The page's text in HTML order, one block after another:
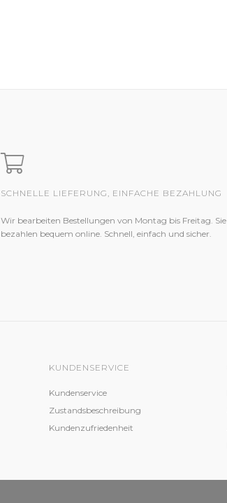
SCHNELLE LIEFERUNG, EINFACHE BEZAHLUNG
Wir bearbeiten Bestellungen von Montag bis Freitag. Sie
bezahlen bequem online. Schnell, einfach und sicher.
KUNDENSERVICE
Kundenservice
Zustandsbeschreibung
Kundenzufriedenheit